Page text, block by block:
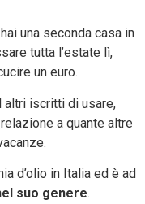
una seconda casa in
tutta l’estate lì,
un euro.
altri iscritti di usare,
a quante altre
d’olio in Italia ed è ad
suo genere.